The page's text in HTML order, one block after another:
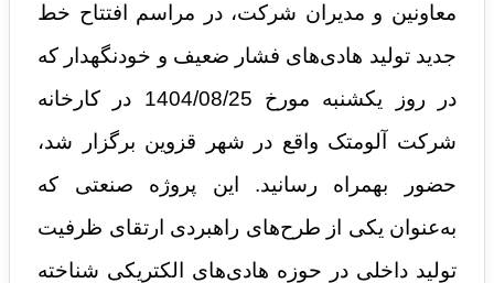
معاونین و مدیران شرکت، در مراسم افتتاح خط
جدید تولید هادی‌های فشار ضعیف و خودنگهدار که
در روز یکشنبه مورخ 1404/08/25 در کارخانه
شرکت آلومتک واقع در شهر قزوین برگزار شد،
حضور بهمراه رسانید.
این پروژه صنعتی که
به‌عنوان یکی از طرح‌های راهبردی ارتقای ظرفیت
تولید داخلی در حوزه هادی‌های الکتریکی شناخته